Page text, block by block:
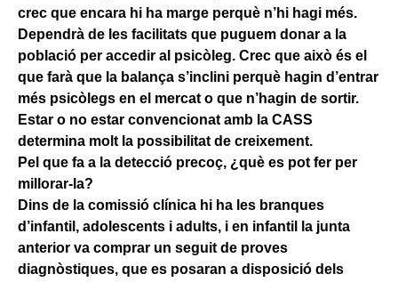
crec que encara hi ha marge perquè n’hi hagi més.
Dependrà de les facilitats que puguem donar a la
població per accedir al psicòleg. Crec que això és el
que farà que la balança s’inclini perquè hagin d’entrar
més psicòlegs en el mercat o que n’hagin de sortir.
Estar o no estar convencionat amb la CASS
determina molt la possibilitat de creixement.
Pel que fa a la detecció precoç, ¿què es pot fer per
millorar-la?
Dins de la comissió clínica hi ha les branques
d’infantil, adolescents i adults, i en infantil la junta
anterior va comprar un seguit de proves
diagnòstiques, que es posaran a disposició dels